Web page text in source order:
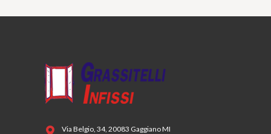
Via Belgio, 34, 20083 Gaggiano MI